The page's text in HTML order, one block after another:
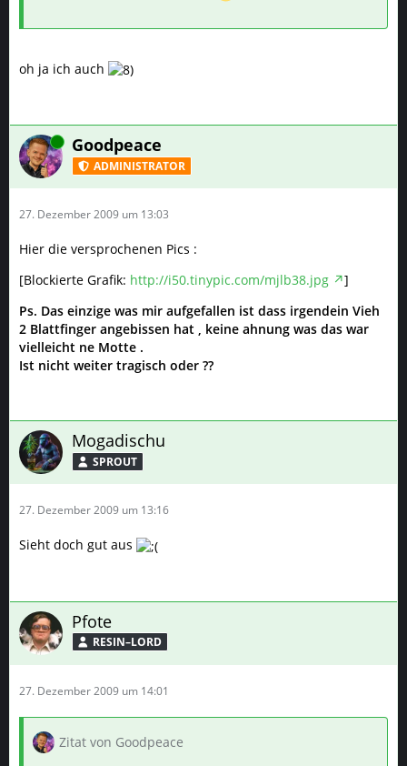
oh ja ich auch
Online Goodpeace
ADMINISTRATOR
27. Dezember 2009 um 13:03
Hier die versprochenen Pics :
[Blockierte Grafik: http://i50.tinypic.com/mjlb38.jpg
]
Ps. Das einzige was mir aufgefallen ist dass irgendein Vieh
2 Blattfinger angebissen hat , keine ahnung was das war
vielleicht ne Motte .
Ist nicht weiter tragisch oder ??
Mogadischu
SPROUT
27. Dezember 2009 um 13:16
Sieht doch gut aus
Pfote
RESIN–LORD
27. Dezember 2009 um 14:01
Zitat von Goodpeace